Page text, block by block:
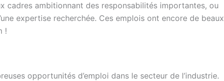
cadres ambitionnant des responsabilités importantes, ou
expertise recherchée. Ces emplois ont encore de beaux
!
opportunités d’emploi dans le secteur de l’industrie.